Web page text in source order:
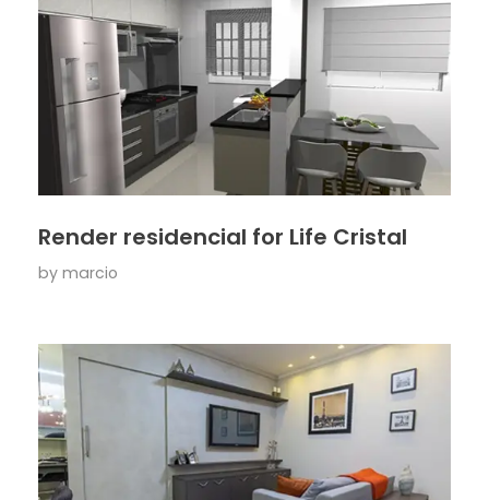
Render residencial for Life Cristal
by marcio